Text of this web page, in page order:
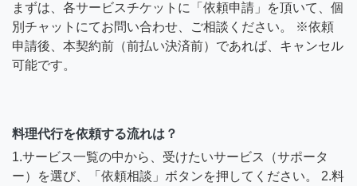
まずは、各サービスチケットに「依頼申請」を頂いて、個
別チャットにてお問い合わせ、ご相談ください。 ※依頼
申請後、本契約前（前払い決済前）であれば、キャンセル
可能です。
料理代行を依頼する流れは？
1.サービス一覧の中から、受けたいサービス（サポータ
ー）を選び、「依頼相談」ボタンを押してください。 2.料